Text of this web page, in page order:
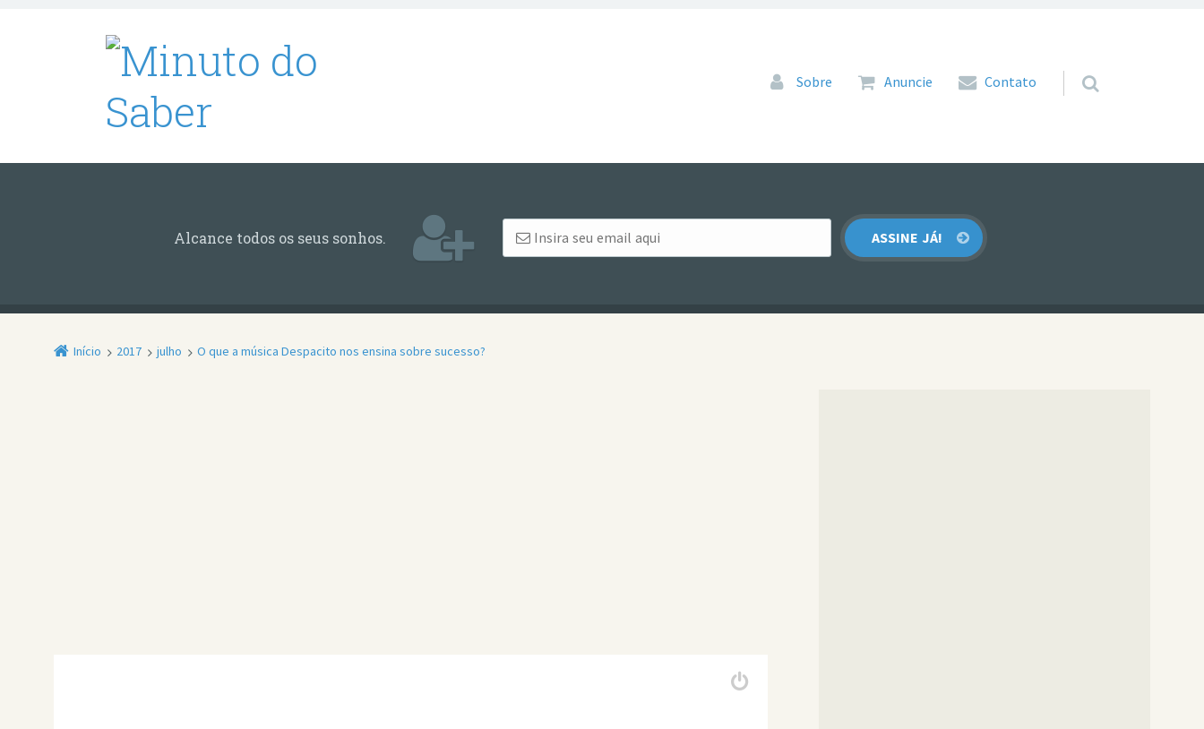
Pular para o conteúdo
Sobre Anuncie Contato
Alcance todos os seus sonhos.
Início 2017 julho O que a música Despacito nos ensina sobre sucesso?